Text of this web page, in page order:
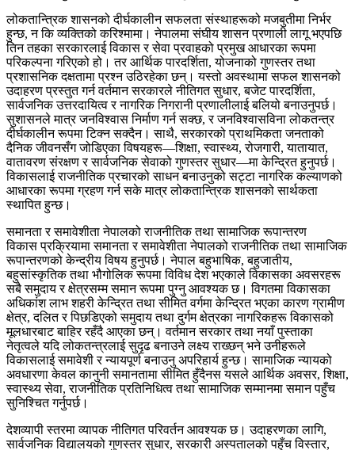
लोकतान्त्रिक शासनको दीर्घकालीन सफलता संस्थाहरूको मजबुतीमा निर्भर
हुन्छ, न कि व्यक्तिको करिश्मामा। नेपालमा संघीय शासन प्रणाली लागू भएपछि
तिन तहका सरकारलाई विकास र सेवा प्रवाहको प्रमुख आधारका रूपमा
परिकल्पना गरिएको हो। तर आर्थिक पारदर्शिता, योजनाको गुणस्तर तथा
प्रशासनिक दक्षतामा प्रश्न उठिरहेका छन्। यस्तो अवस्थामा सफल शासनको
उदाहरण प्रस्तुत गर्न वर्तमान सरकारले नीतिगत सुधार, बजेट पारदर्शिता,
सार्वजनिक उत्तरदायित्व र नागरिक निगरानी प्रणालीलाई बलियो बनाउनुपर्छ।
सुशासनले मात्र जनविश्वास निर्माण गर्न सक्छ, र जनविश्वासविना लोकतन्त्र
दीर्घकालीन रूपमा टिक्न सक्दैन। साथै, सरकारको प्राथमिकता जनताको
दैनिक जीवनसँग जोडिएका विषयहरू—शिक्षा, स्वास्थ्य, रोजगारी, यातायात,
वातावरण संरक्षण र सार्वजनिक सेवाको गुणस्तर सुधार—मा केन्द्रित हुनुपर्छ।
विकासलाई राजनीतिक प्रचारको साधन बनाउनुको सट्टा नागरिक कल्याणको
आधारका रूपमा ग्रहण गर्न सके मात्र लोकतान्त्रिक शासनको सार्थकता
स्थापित हुन्छ।
समानता र समावेशीता नेपालको राजनीतिक तथा सामाजिक रूपान्तरण
विकास प्रक्रियामा समानता र समावेशीता नेपालको राजनीतिक तथा सामाजिक
रूपान्तरणको केन्द्रीय विषय हुनुपर्छ। नेपाल बहुभाषिक, बहुजातीय,
बहुसांस्कृतिक तथा भौगोलिक रूपमा विविध देश भएकाले विकासका अवसरहरू
सबै समुदाय र क्षेत्रसम्म समान रूपमा पुग्नु आवश्यक छ। विगतमा विकासका
अधिकांश लाभ शहरी केन्द्रित तथा सीमित वर्गमा केन्द्रित भएका कारण ग्रामीण
क्षेत्र, दलित र पिछडिएको समुदाय तथा दुर्गम क्षेत्रका नागरिकहरू विकासको
मूलधारबाट बाहिर रहँदै आएका छन्। वर्तमान सरकार तथा नयाँ पुस्ताका
नेतृत्वले यदि लोकतन्त्रलाई सुदृढ बनाउने लक्ष्य राख्छन् भने उनीहरूले
विकासलाई समावेशी र न्यायपूर्ण बनाउनु अपरिहार्य हुन्छ। सामाजिक न्यायको
अवधारणा केवल कानुनी समानतामा सीमित हुँदैनस यसले आर्थिक अवसर, शिक्षा,
स्वास्थ्य सेवा, राजनीतिक प्रतिनिधित्व तथा सामाजिक सम्मानमा समान पहुँच
सुनिश्चित गर्नुपर्छ।
देशव्यापी स्तरमा व्यापक नीतिगत परिवर्तन आवश्यक छ। उदाहरणका लागि,
सार्वजनिक विद्यालयको गुणस्तर सुधार, सरकारी अस्पतालको पहुँच विस्तार,